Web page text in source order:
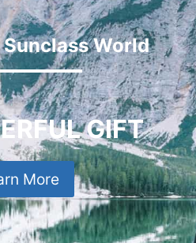
World
GIFT
More